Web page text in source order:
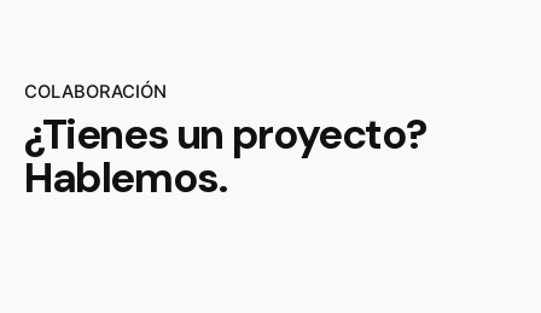
COLABORACIÓN
¿Tienes un proyecto?
Hablemos.